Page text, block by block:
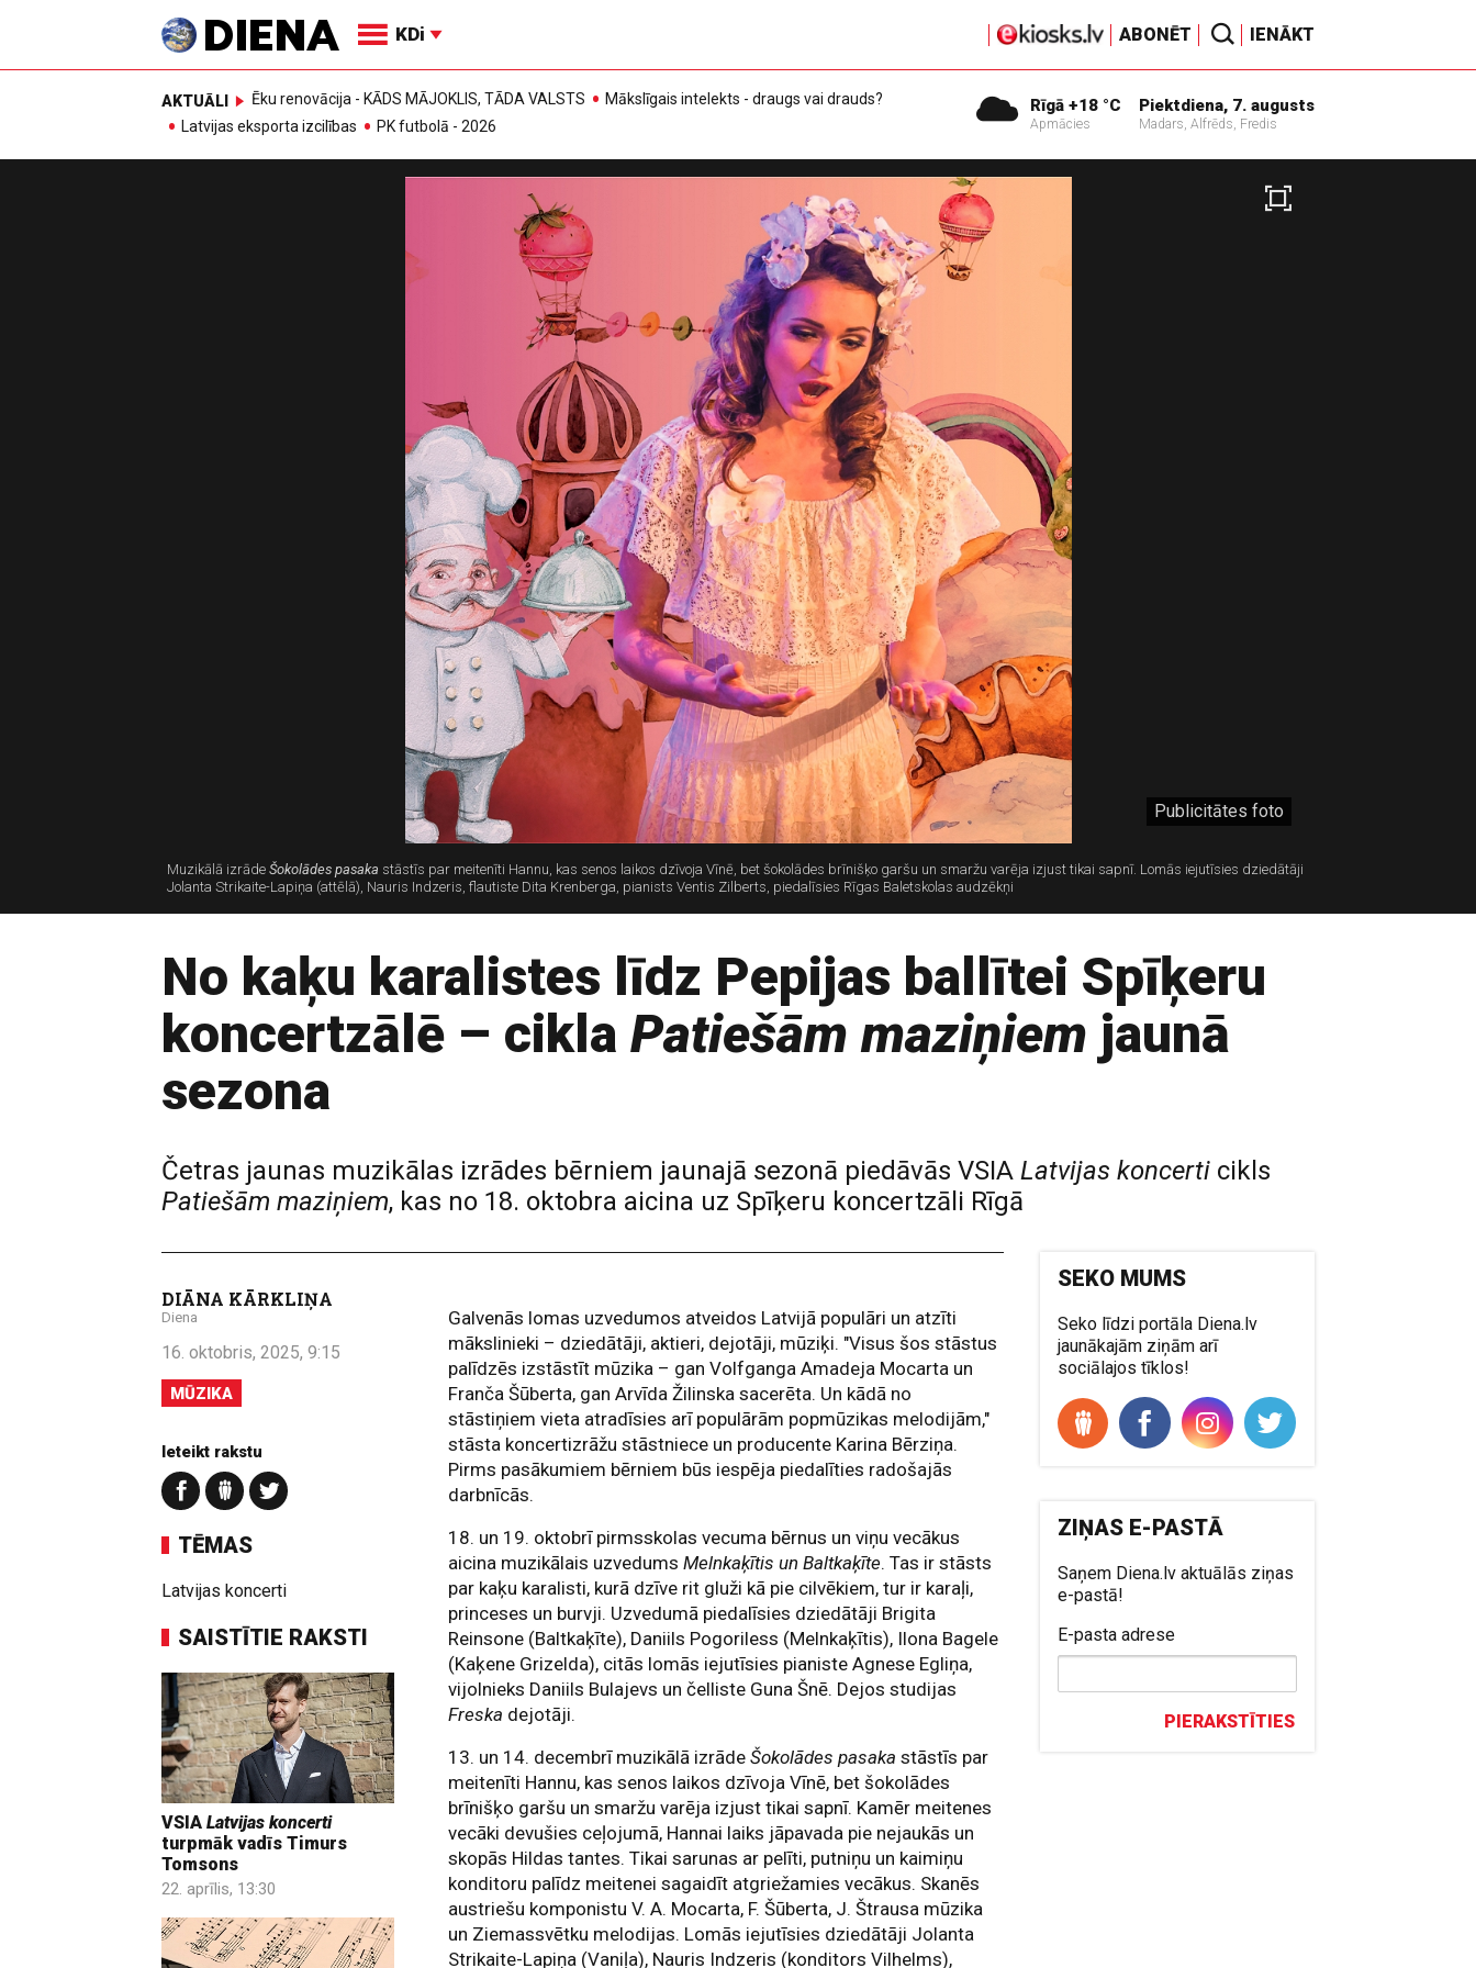
KDi ABONĒT IENĀKT
AKTUĀLI Ēku renovācija - KĀDS MĀJOKLIS, TĀDA VALSTS
Mākslīgais intelekts - draugs vai drauds?
Latvijas eksporta izcilības
PK futbolā - 2026
Rīgā +18 °C
Apmācies
Piektdiena, 7. augusts
Madars, Alfrēds, Fredis
Publicitātes foto
Muzikālā izrāde Šokolādes pasaka stāstīs par meitenīti Hannu, kas senos laikos dzīvoja Vīnē, bet šokolādes brīnišķo garšu un smaržu varēja izjust tikai sapnī. Lomās iejutīsies dziedātāji
Jolanta Strikaite-Lapiņa (attēlā), Nauris Indzeris, flautiste Dita Krenberga, pianists Ventis Zilberts, piedalīsies Rīgas Baletskolas audzēkņi
No kaķu karalistes līdz Pepijas ballītei Spīķeru
koncertzālē – cikla Patiešām maziņiem jaunā
sezona
Četras jaunas muzikālas izrādes bērniem jaunajā sezonā piedāvās VSIA Latvijas koncerti cikls
Patiešām maziņiem, kas no 18. oktobra aicina uz Spīķeru koncertzāli Rīgā
DIĀNA KĀRKLIŅA
Diena
16. oktobris, 2025, 9:15
MŪZIKA
Ieteikt rakstu
TĒMAS
Latvijas koncerti
SAISTĪTIE RAKSTI
VSIA Latvijas koncerti
turpmāk vadīs Timurs
Tomsons
22. aprīlis, 13:30
Galvenās lomas uzvedumos atveidos Latvijā populāri un atzīti
mākslinieki – dziedātāji, aktieri, dejotāji, mūziķi. "Visus šos stāstus
palīdzēs izstāstīt mūzika – gan Volfganga Amadeja Mocarta un
Franča Šūberta, gan Arvīda Žilinska sacerēta. Un kādā no
stāstiņiem vieta atradīsies arī populārām popmūzikas melodijām,"
stāsta koncertizrāžu stāstniece un producente Karina Bērziņa.
Pirms pasākumiem bērniem būs iespēja piedalīties radošajās
darbnīcās.
18. un 19. oktobrī pirmsskolas vecuma bērnus un viņu vecākus
aicina muzikālais uzvedumsMelnkaķītis un Baltkaķīte. Tas ir stāsts
par kaķu karalisti, kurā dzīve rit gluži kā pie cilvēkiem, tur ir karaļi,
princeses un burvji. Uzvedumā piedalīsies dziedātāji Brigita
Reinsone (Baltkaķīte), Daniils Pogoriless (Melnkaķītis), Ilona Bagele
(Kaķene Grizelda), citās lomās iejutīsies pianiste Agnese Egliņa,
vijolnieks Daniils Bulajevs un čelliste Guna Šnē. Dejos studijas
Freska dejotāji.
13. un 14. decembrī muzikālā izrādeŠokolādes pasaka stāstīs par
meitenīti Hannu, kas senos laikos dzīvoja Vīnē, bet šokolādes
brīnišķo garšu un smaržu varēja izjust tikai sapnī. Kamēr meitenes
vecāki devušies ceļojumā, Hannai laiks jāpavada pie nejaukās un
skopās Hildas tantes. Tikai sarunas ar pelīti, putniņu un kaimiņu
konditoru palīdz meitenei sagaidīt atgriežamies vecākus. Skanēs
austriešu komponistu V. A. Mocarta, F. Šūberta, J. Štrausa mūzika
un Ziemassvētku melodijas. Lomās iejutīsies dziedātāji Jolanta
Strikaite-Lapiņa (Vaniļa), Nauris Indzeris (konditors Vilhelms),
SEKO MUMS
Seko līdzi portāla Diena.lv
jaunākajām ziņām arī
sociālajos tīklos!
ZIŅAS E-PASTĀ
Saņem Diena.lv aktuālās ziņas
e-pastā!
E-pasta adrese
PIERAKSTĪTIES